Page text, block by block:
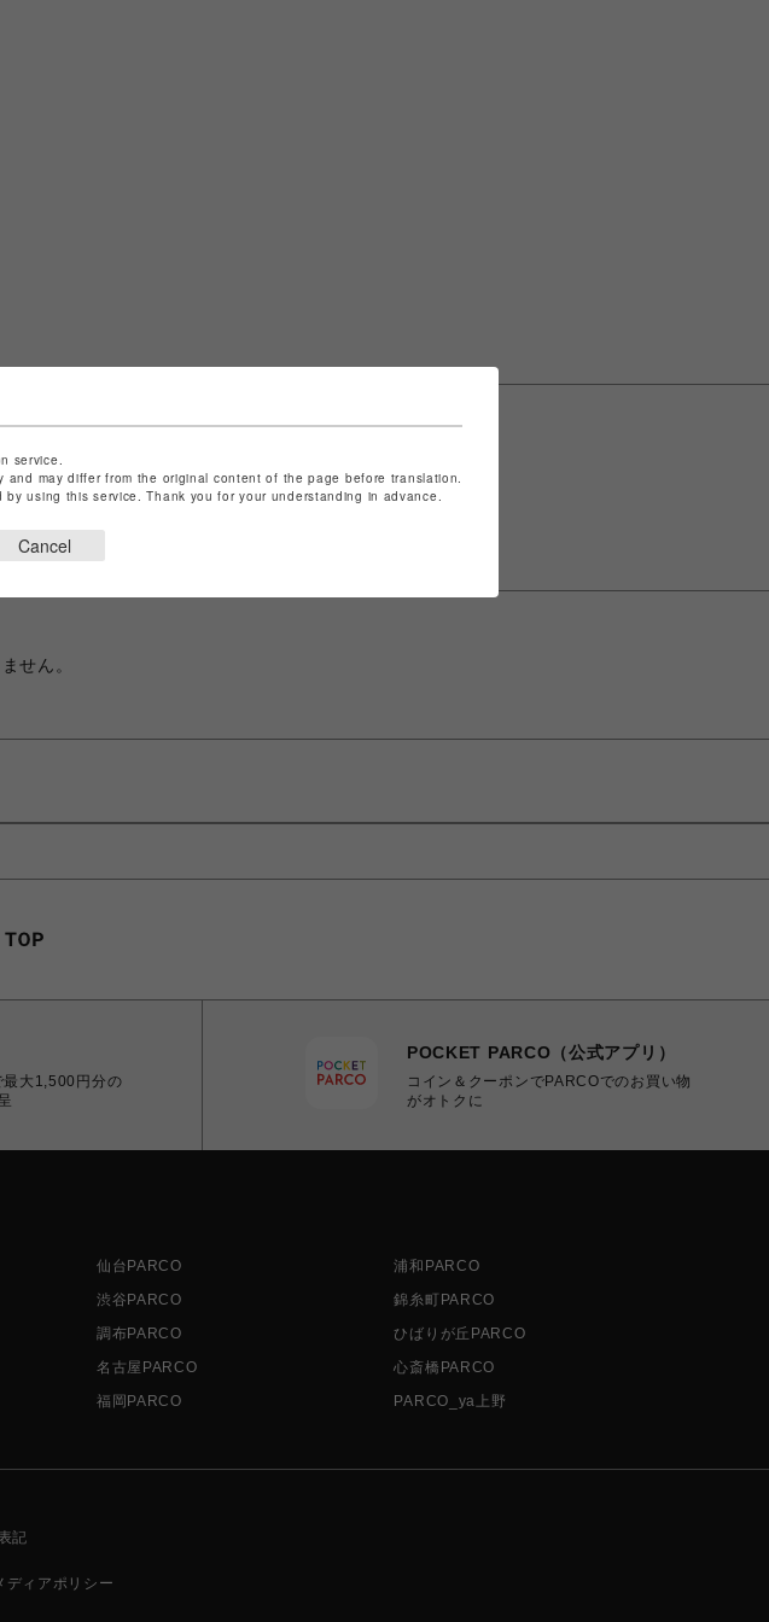
イテム
せん。
最大1,500円分の
POCKET PARCO（公式アプリ）
コイン＆クーポンでPARCOでのお買い物
がオトクに
仙台PARCO
浦和PARCO
渋谷PARCO
錦糸町PARCO
調布PARCO
ひばりが丘PARCO
名古屋PARCO
心斎橋PARCO
福岡PARCO PARCO_ya上野
記
ディアポリシー
service.
may differ from the original content of the page before translation.
using this service. Thank you for your understanding in advance.
Cancel